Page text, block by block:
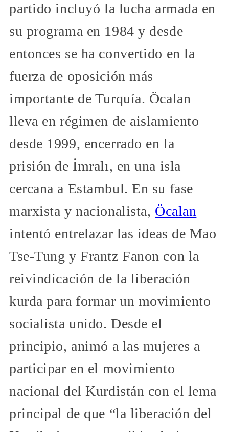
partido incluyó la lucha armada en
su programa en 1984 y desde
entonces se ha convertido en la
fuerza de oposición más
importante de Turquía. Öcalan
lleva en régimen de aislamiento
desde 1999, encerrado en la
prisión de İmralı, en una isla
cercana a Estambul. En su fase
marxista y nacionalista, Öcalan
intentó entrelazar las ideas de Mao
Tse-Tung y Frantz Fanon con la
reivindicación de la liberación
kurda para formar un movimiento
socialista unido. Desde el
principio, animó a las mujeres a
participar en el movimiento
nacional del Kurdistán con el lema
principal de que “la liberación del